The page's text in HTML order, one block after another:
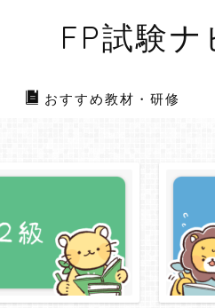
FP試験ナ
おすすめ教材・研修